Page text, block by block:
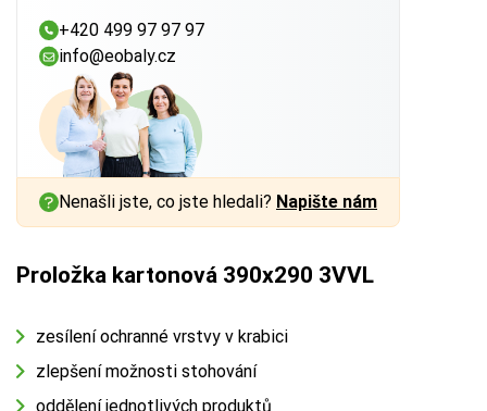
+420 499 97 97 97
info@eobaly.cz
Nenašli jste, co jste hledali? Napište nám
Proložka kartonová 390x290 3VVL
zesílení ochranné vrstvy v krabici
zlepšení možnosti stohování
oddělení jednotlivých produktů